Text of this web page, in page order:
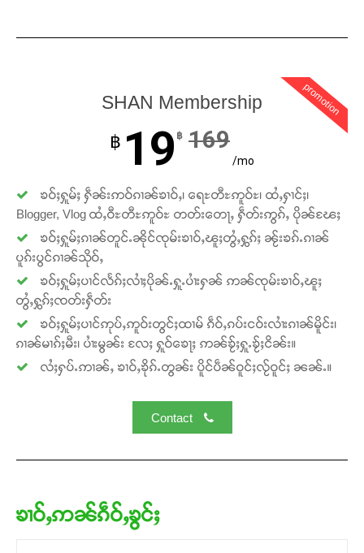
Support SHAN
တႃႇႁႂ်ႈသဵင်ၵၢင်ၸႂ်ၵူၼ်းမိူင်း ၵူႈတီႈၵူႈလႅၼ်ပေႃးတေၸွ
တ်ႇ တူဝ်ႈလုမ်ႈၾႃႉၼၼ်ႉ ၶဝ်ႈႁူမ်ႈၵမ်ႉထႅမ် ၸုမ်းၶၢ
ဝ်ႇၽူႈတွႆႇႁွၵ်ႈ လႆႈယူႇၶႃႈဢေႃႈ။
Donate Now
promotion
SHAN Membership
฿ 19 ฿ 169
/mo
ၶဝ်ႈႁူမ်ႈ ႁဵၼ်းဢဝ်ၵၢၼ်ၶၢဝ်ႇ၊ ရေႊတီႊဢူဝ်ႊ၊ ထႆႇႁၢင်ႈ၊
Blogger, Vlog ထႆႇဝီႊတီႊဢူဝ်ႊ တတ်းတေႃႇ ႁဵတ်းဢွၵ်ႇ ပိုၼ်ၽႄႈ
ၶဝ်ႈႁူမ်ႈၵၢၼ်တူင်ႉၼိုင်ၸုမ်းၶၢဝ်ႇၽူႈတွႆႇႁွၵ်ႈ ၼႂ်းၶၵ်ႉၵၢၼ်
ပူၵ်းပွင်ၵၢၼ်သိုဝ်ႇ
ၶဝ်ႈႁူမ်ႈပၢင်လႅၵ်ႈလၢႆႈပိုၼ်ႉႁူႉပၢႆးႁၼ် ဢၼ်ၸုမ်းၶၢဝ်ႇၽူႈ
တွႆႇႁွၵ်ႈၸတ်းႁဵတ်း
ၶဝ်ႈႁူမ်ႈပၢင်ဢုပ်ႇဢူဝ်းတွင်ႈထၢမ် ၵဵဝ်ႇၵပ်းငဝ်းလၢႆးၵၢၼ်မိူင်း၊
ၵၢၼ်မၢၵ်ႈမီး၊ ပၢႆးမွၼ်း လႄႈ ႁူဝ်ၶေႃႈ ဢၼ်ၶႂ်ႈႁူႉၶႂ်ႈငိၼ်း။
လႆႈႁပ်ႉဢၢၼ်ႇ ၶၢဝ်ႇၶိုၵ်ႉတွၼ်း ပိူင်ပဵၼ်ဝူင်ႈလႂ်ဝူင်ႈ ၼၼ်ႉ။
Contact
ၶၢဝ်ႇဢၼ်ၵဵဝ်ႇၶွင်ႈ